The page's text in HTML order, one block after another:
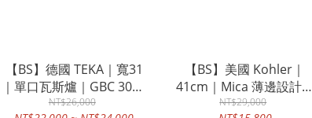
【BS】德國 TEKA｜寬31
｜單口瓦斯爐｜GBC 30B0
1G XBN
NT$26,000
【BS】美國 Kohler｜
41cm｜Mica 薄邊設計｜
圓形獨立盆｜K-90012T-0
NT$29,000